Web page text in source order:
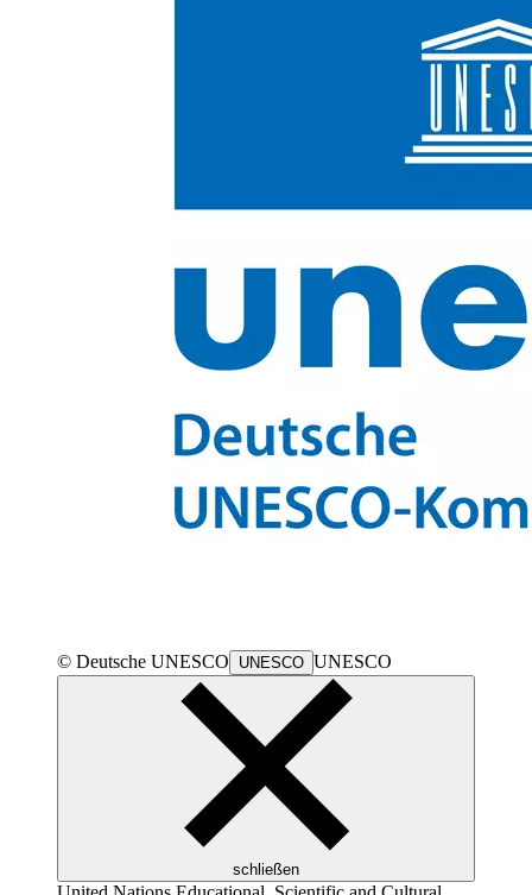
© Deutsche UNESCO UNESCO UNESCO
schließen